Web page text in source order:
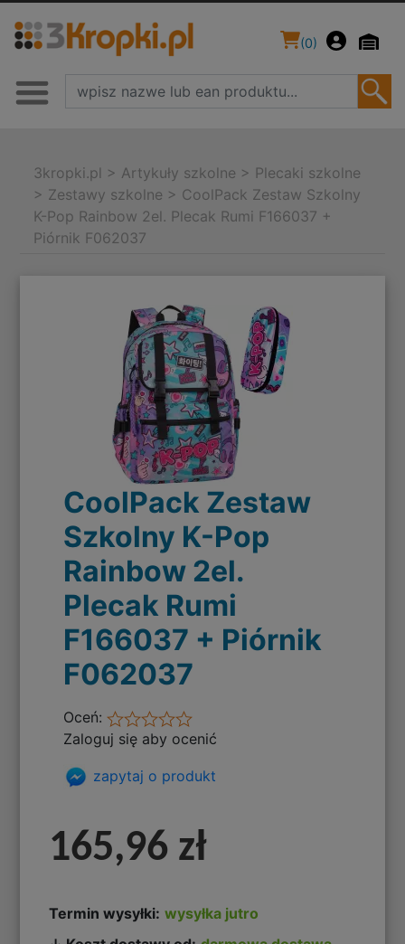
(0)
3kropki.pl > Artykuły szkolne > Plecaki szkolne
> Zestawy szkolne > CoolPack Zestaw Szkolny
K-Pop Rainbow 2el. Plecak Rumi F166037 +
Piórnik F062037
CoolPack Zestaw
Szkolny K-Pop
Rainbow 2el.
Plecak Rumi
F166037 + Piórnik
F062037
Oceń:
Zaloguj się aby ocenić
zapytaj o produkt
165,96 zł
Termin wysyłki: wysyłka jutro